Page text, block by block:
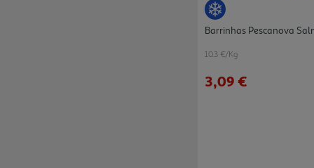
Barrinhas Pescanova
10.3 €/Kg
3,09 €